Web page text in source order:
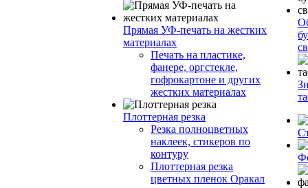
Прямая УФ-печать на жестких
материалах
Печать на пластике,
фанере, оргстекле,
гофрокартоне и других
жестких материалах
Плоттерная резка
Резка полноцветных
наклеек, стикеров по
контуру
Плоттерная резка
цветных пленок Оракал